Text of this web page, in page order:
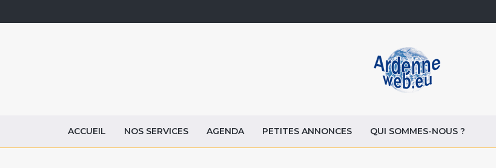
ACCUEIL NOS SERVICES AGENDA PETITES ANNONCES QUI SOMMES-NOUS ?